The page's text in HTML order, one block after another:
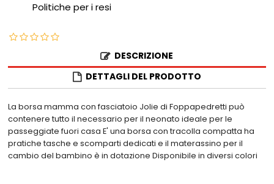
Politiche per i resi
DESCRIZIONE
DETTAGLI DEL PRODOTTO
La borsa mamma con fasciatoio Jolie di Foppapedretti può
contenere tutto il necessario per il neonato ideale per le
passeggiate fuori casa E' una borsa con tracolla compatta ha
pratiche tasche e scomparti dedicati e il materassino per il
cambio del bambino è in dotazione Disponibile in diversi colori